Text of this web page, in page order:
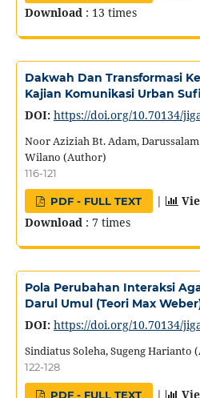
Download: 13 times
Dakwah Dan Transformasi
Kajian Komunikasi Urban
DOI: https://doi.org/10.70134/
Noor Aziziah Bt. Adam,
Wilano (Author)
116-121
PDF - FULL TEXT |
Download: 7 times
Pola Perubahan Interaksi
Darul Umul (Teori Max
DOI: https://doi.org/10.70134/
Sindiatus Soleha, Sugeng Harianto
122-128
PDF - FULL TEXT |